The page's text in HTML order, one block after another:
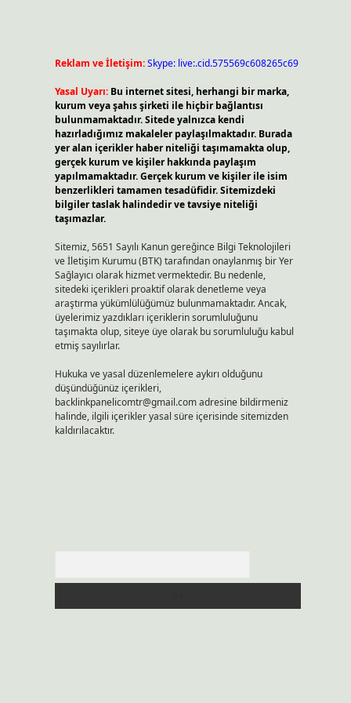
Reklam ve İletişim:Skype: live:.cid.575569c608265c69
Yasal Uyarı: Bu internet sitesi, herhangi bir marka,
kurum veya şahıs şirketi ile hiçbir bağlantısı
bulunmamaktadır. Sitede yalnızca kendi
hazırladığımız makaleler paylaşılmaktadır. Burada
yer alan içerikler haber niteliği taşımamakta olup,
gerçek kurum ve kişiler hakkında paylaşım
yapılmamaktadır. Gerçek kurum ve kişiler ile isim
benzerlikleri tamamen tesadüfidir. Sitemizdeki
bilgiler taslak halindedir ve tavsiye niteliği
taşımazlar.
Sitemiz, 5651 Sayılı Kanun gereğince Bilgi Teknolojileri
ve İletişim Kurumu (BTK) tarafından onaylanmış bir Yer
Sağlayıcı olarak hizmet vermektedir. Bu nedenle,
sitedeki içerikleri proaktif olarak denetleme veya
araştırma yükümlülüğümüz bulunmamaktadır. Ancak,
üyelerimiz yazdıkları içeriklerin sorumluluğunu
taşımakta olup, siteye üye olarak bu sorumluluğu kabul
etmiş sayılırlar.
Hukuka ve yasal düzenlemelere aykırı olduğunu
düşündüğünüz içerikleri,
backlinkpanelicomtr@gmail.comadresine bildirmeniz
halinde, ilgili içerikler yasal süre içerisinde sitemizden
kaldırılacaktır.